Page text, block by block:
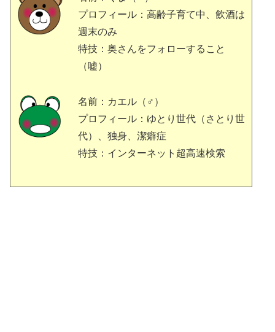
プロフィール：高齢子育て中、飲酒は
週末のみ
特技：奥さんをフォローすること
（嘘）
名前：カエル（♂）
プロフィール：ゆとり世代（さとり世
代）、独身、潔癖症
特技：インターネット超高速検索